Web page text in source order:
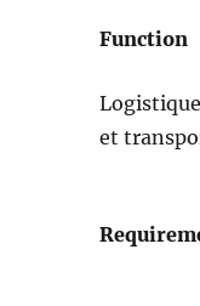
Function
et